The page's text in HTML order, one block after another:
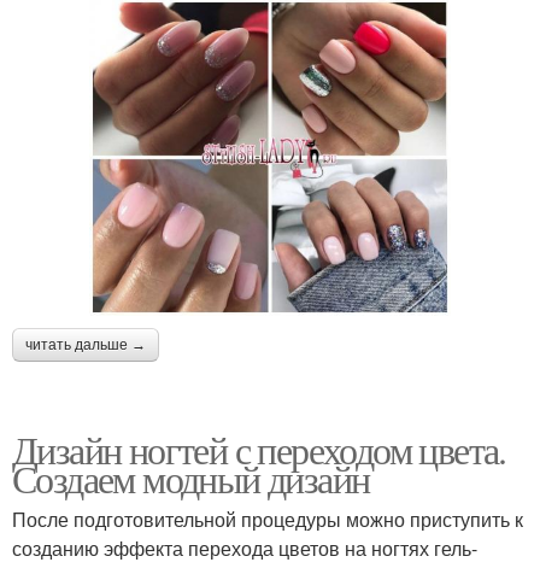
читать дальше →
Дизайн ногтей с переходом цвета.
Создаем модный дизайн
После подготовительной процедуры можно приступить к
созданию эффекта перехода цветов на ногтях гель-